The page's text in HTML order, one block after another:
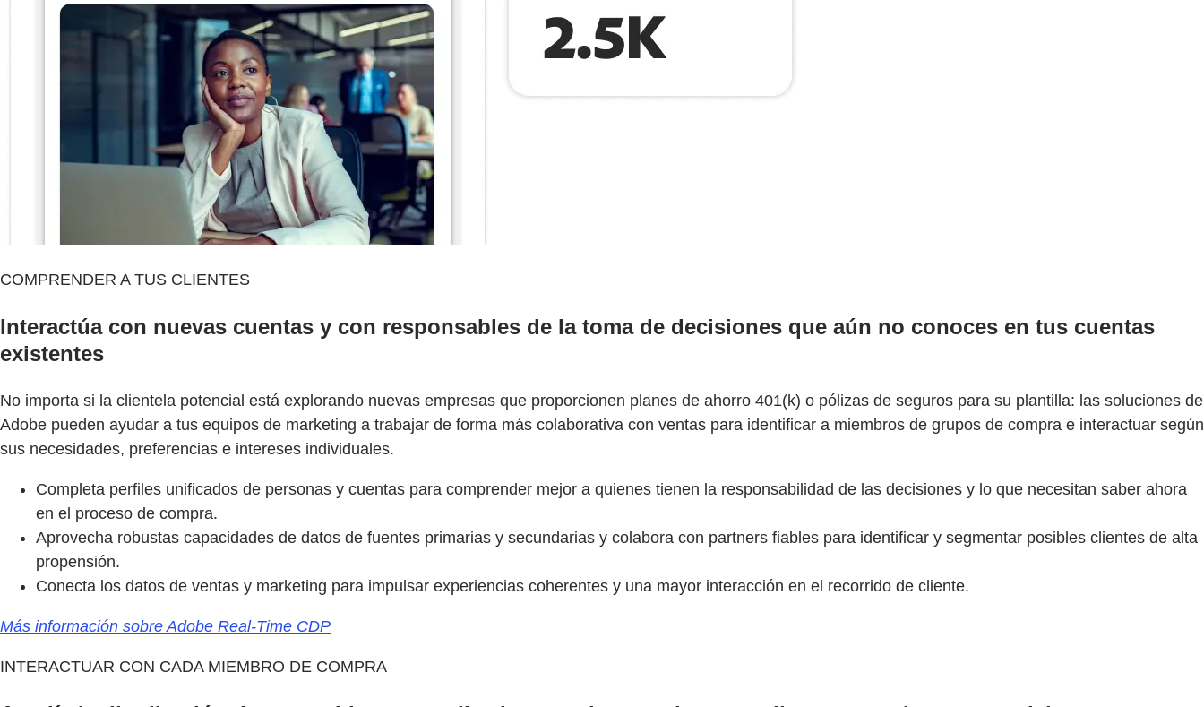
COMPRENDER A TUS CLIENTES
Interactúa con nuevas cuentas y con responsables de la toma de decisiones que aún no conoces en tus cuentas
existentes
No importa si la clientela potencial está explorando nuevas empresas que proporcionen planes de ahorro 401(k) o pólizas de seguros para su plantilla: las soluciones de
Adobe pueden ayudar a tus equipos de marketing a trabajar de forma más colaborativa con ventas para identificar a miembros de grupos de compra e interactuar según
sus necesidades, preferencias e intereses individuales.
Completa perfiles unificados de personas y cuentas para comprender mejor a quienes tienen la responsabilidad de las decisiones y lo que necesitan saber ahora
en el proceso de compra.
Aprovecha robustas capacidades de datos de fuentes primarias y secundarias y colabora con partners fiables para identificar y segmentar posibles clientes de alta
propensión.
Conecta los datos de ventas y marketing para impulsar experiencias coherentes y una mayor interacción en el recorrido de cliente.
Más información sobre Adobe Real-Time CDP
INTERACTUAR CON CADA MIEMBRO DE COMPRA